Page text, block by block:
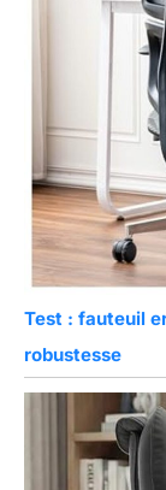
Test : fauteuil
robustesse